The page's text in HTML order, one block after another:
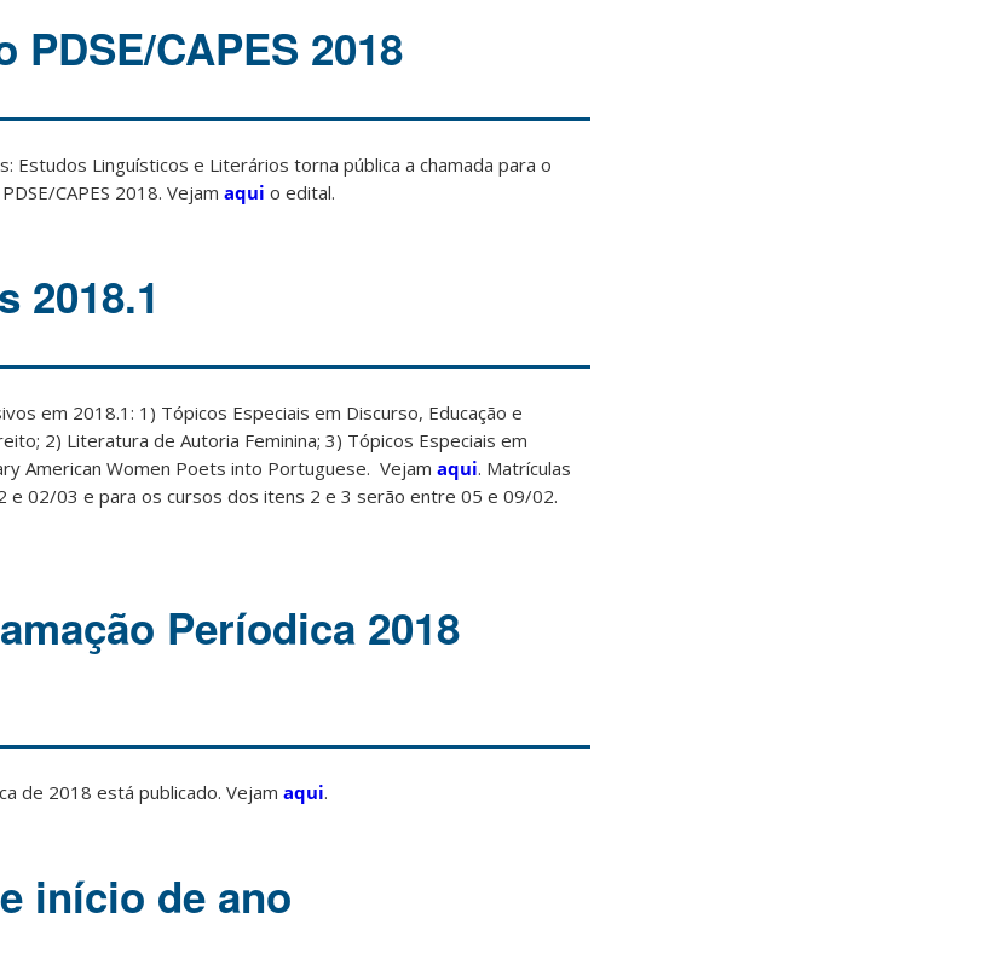
CAPES 2018
Estudos Linguísticos e Literários torna pública a chamada para o
CAPES 2018. Vejam aqui o edital.
2018.1
em 2018.1: 1) Tópicos Especiais em Discurso, Educação e
2) Literatura de Autoria Feminina; 3) Tópicos Especiais em
American Women Poets into Portuguese. Vejam aqui. Matrículas
02/03 e para os cursos dos itens 2 e 3 serão entre 05 e 09/02.
Períodica 2018
de 2018 está publicado. Vejam aqui.
início de ano